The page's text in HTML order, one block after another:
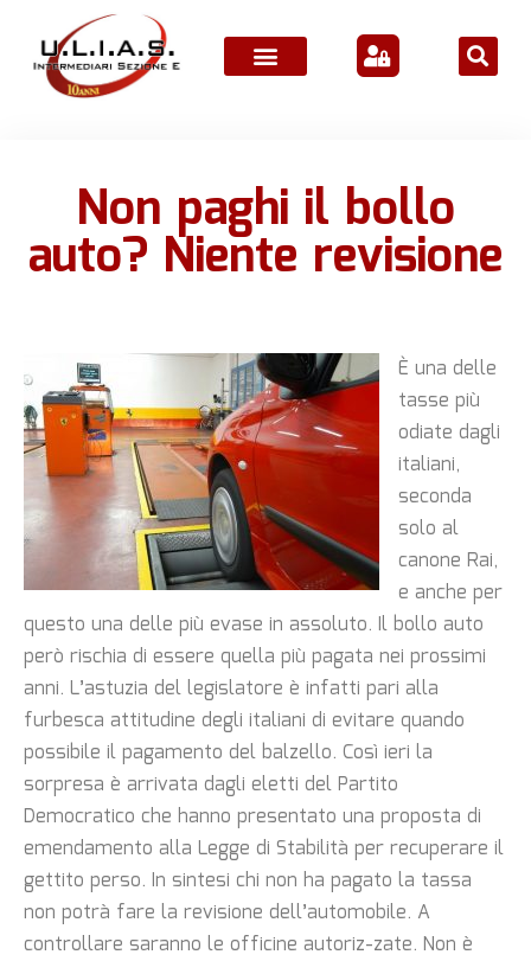
Non paghi il bollo
auto? Niente revisione
È una delle
tasse più
odiate dagli
italiani,
seconda
solo al
canone Rai,
e anche per
questo una delle più evase in assoluto. Il bollo auto
però rischia di essere quella più pagata nei prossimi
anni. L’astuzia del legislatore è infatti pari alla
furbesca attitudine degli italiani di evitare quando
possibile il pagamento del balzello. Così ieri la
sorpresa è arrivata dagli eletti del Partito
Democratico che hanno presentato una proposta di
emendamento alla Legge di Stabilità per recuperare il
gettito perso. In sintesi chi non ha pagato la tassa
non potrà fare la revisione dell’automobile. A
controllare saranno le officine autoriz-zate. Non è